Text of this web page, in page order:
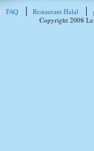
FAQ Restaurant Halal
Copyright 2008